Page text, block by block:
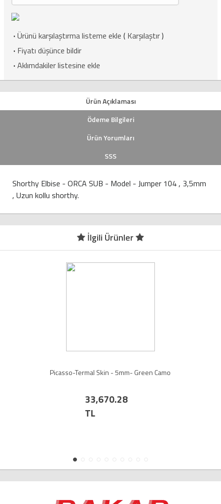
·Ürünü karşılaştırma listeme ekle ( Karşılaştır)
· Fiyatı düşünce bildir
·Aklımdakiler listesine ekle
Ürün Açıklaması
Ödeme Bilgileri
Ürün Yorumları
SSS
Shorthy Elbise - ORCA SUB - Model - Jumper 104 , 3,5mm
, Uzun kollu shorthy.
İlgili Ürünler
Picasso-Termal Skin - 5mm- Green Camo
33,670.28
TL